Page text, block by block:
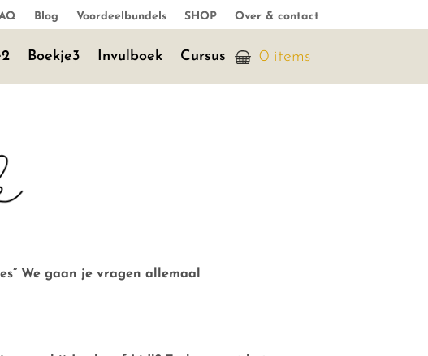
Blog Voordeelbundels SHOP Over & contact
Boekje3 Invulboek Cursus 0 items
We gaan je vragen allemaal